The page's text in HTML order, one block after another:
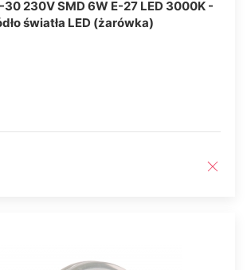
30 230V SMD 6W E-27 LED 3000K -
światła LED (żarówka)